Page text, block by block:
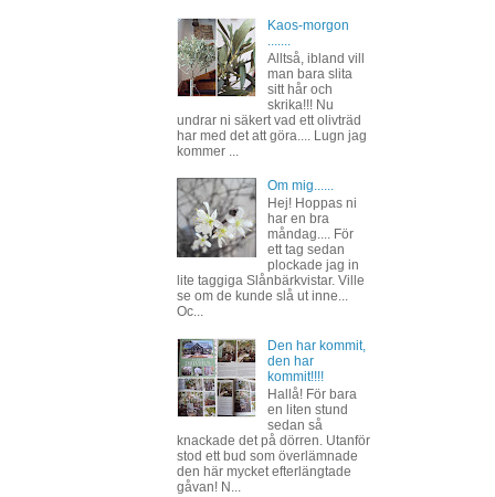
Kaos-morgon
Alltså, ibland vill
man bara slita
sitt hår och
skrika!!! Nu
undrar ni säkert vad ett olivträd
har med det att göra.... Lugn jag
kommer ...
Om mig......
Hej! Hoppas ni
har en bra
måndag.... För
ett tag sedan
plockade jag in
lite taggiga Slånbärkvistar. Ville
se om de kunde slå ut inne...
Oc...
Den har kommit,
den har
kommit!!!!
Hallå! För bara
en liten stund
sedan så
knackade det på dörren. Utanför
stod ett bud som överlämnade
den här mycket efterlängtade
gåvan! N...